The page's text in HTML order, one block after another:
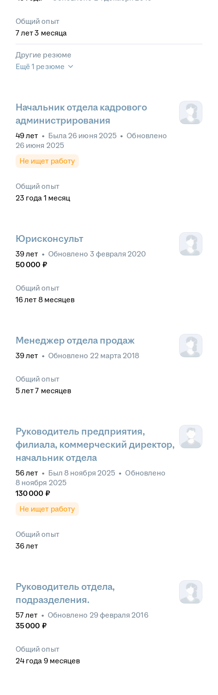
Общий опыт
7лет 3 месяца
Другие резюме
Ещё 1 резюме
Начальник отдела кадрового
администрирования
49лет • Была 26 июня 2025 • Обновлено
26 июня 2025
Не ищет работу
Общий опыт
23 года 1 месяц
Юрисконсульт
39лет • Обновлено 3 февраля 2020
50 000 ₽
Общий опыт
16лет 8 месяцев
Менеджер отдела продаж
39лет • Обновлено 22 марта 2018
Общий опыт
5 лет 7 месяцев
Руководитель предприятия,
филиала, коммерческий директор,
начальник отдела
56лет • Был 8 ноября 2025 • Обновлено
8 ноября 2025
130 000 ₽
Не ищет работу
Общий опыт
36лет
Руководитель отдела,
подразделения.
57лет • Обновлено 29 февраля 2016
35 000 ₽
Общий опыт
24 года 9 месяцев